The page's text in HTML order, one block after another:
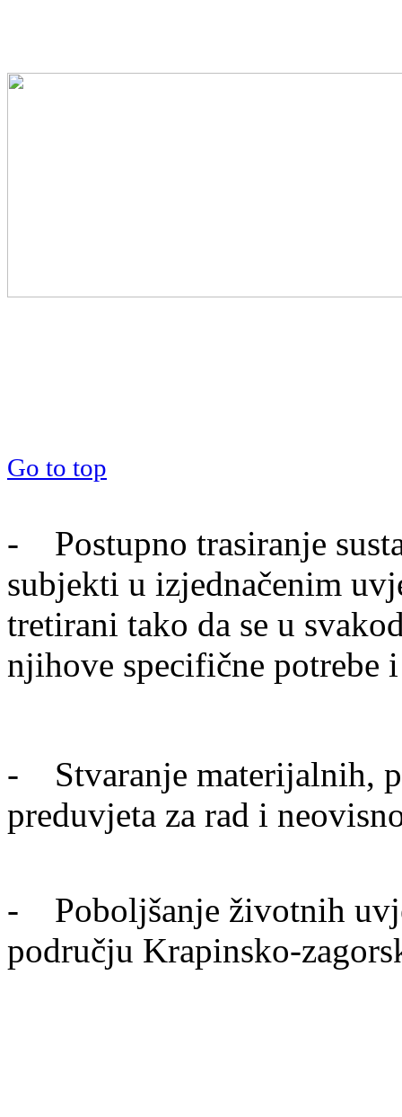
Go to top
- Postupno trasiranje
subjekti u izjednačenim
tretirani tako da se u
njihove specifične potrebe
- Stvaranje materijalnih,
preduvjeta za rad i
- Poboljšanje životnih
području Krapinsko-